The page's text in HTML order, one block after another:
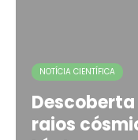
NOTÍCIA CIENTÍFICA
raios